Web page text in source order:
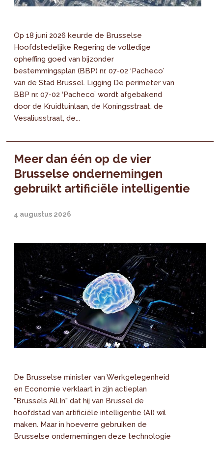
Op 18 juni 2026 keurde de Brusselse
Hoofdstedelijke Regering de volledige
opheffing goed van bijzonder
bestemmingsplan (BBP) nr. 07-02 ‘Pacheco’
van de Stad Brussel. Ligging De perimeter van
BBP nr. 07-02 ‘Pacheco’ wordt afgebakend
door de Kruidtuinlaan, de Koningsstraat, de
Vesaliusstraat, de...
Meer dan één op de vier
Brusselse ondernemingen
gebruikt artificiële intelligentie
4 augustus 2026
De Brusselse minister van Werkgelegenheid
en Economie verklaart in zijn actieplan
"Brussels All.In" dat hij van Brussel de
hoofdstad van artificiële intelligentie (AI) wil
maken. Maar in hoeverre gebruiken de
Brusselse ondernemingen deze technologie